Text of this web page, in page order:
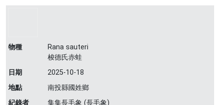
物種
Rana sauteri
梭德氏赤蛙
日期
2025-10-18
地點
南投縣國姓鄉
紀錄者
集集長毛象 (長毛象)